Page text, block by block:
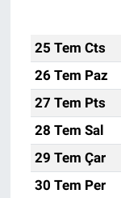
25 Tem Cts
26 Tem Paz
27 Tem Pts
28 Tem Sal
29 Tem Çar
30 Tem Per